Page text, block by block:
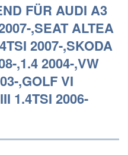
FÜR AUDI A3
,SEAT ALTEA
2007-,SKODA
,1.4 2004-,VW
,GOLF VI
1.4TSI 2006-